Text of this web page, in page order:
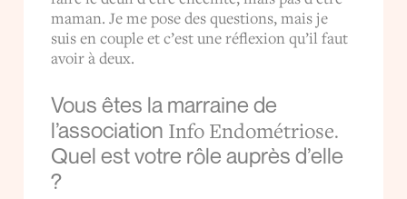
maman. Je me pose des questions, mais je
suis en couple et c’est une réflexion qu’il faut
avoir à deux.
Vous êtes la marraine de
l’association Info Endométriose.
Quel est votre rôle auprès d’elle
?